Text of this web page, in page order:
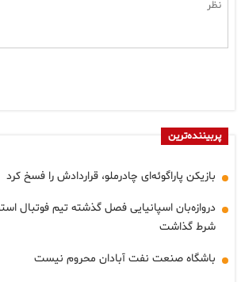
پربیننده‌ترین
بازیکن پاراگوئه‌ای چادرملو، قراردادش را فسخ کرد
دروازه‌بان اسپانیایی فصل گذشته تیم فوتبال
شرط گذاشت
باشگاه صنعت نفت آبادان محروم نیست